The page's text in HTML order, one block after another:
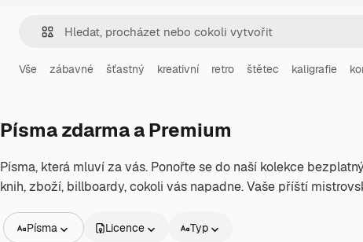
Vše zábavné šťastný kreativní retro štětec kaligrafie
Písma zdarma a Premium
Písma, která mluví za vás. Ponořte se do naší kolekce
knih, zboží, billboardy, cokoli vás napadne. Vaše příští
Písma Licence Typ